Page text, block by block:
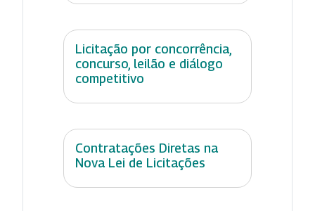
Licitação por concorrência,
concurso, leilão e diálogo
competitivo
Contratações Diretas na
Nova Lei de Licitações